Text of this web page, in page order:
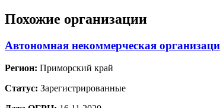
Похожие организации
Автономная некоммерческая
Регион: Приморский край
Статус: Зарегистрированные